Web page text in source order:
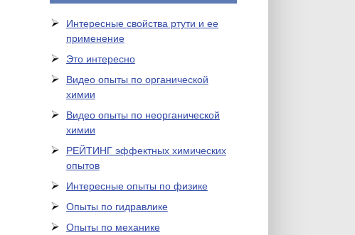
Интересные свойства ртути и ее
применение
Это интересно
Видео опыты по органической
химии
Видео опыты по неорганической
химии
РЕЙТИНГ эффектных химических
опытов
Интересные опыты по физике
Опыты по гидравлике
Опыты по механике